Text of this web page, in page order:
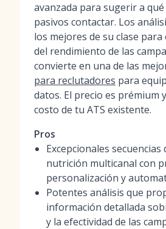
avanzada para sugerir a
pasivos contactar. Los
los mejores de su clase
del rendimiento de las
convierte en una de las
para reclutadores para
datos. El precio es prémium
costo de tu ATS existente.
Pros
Excepcionales
nutrición multicanal con
personalización y
Potentes análisis que
información detallada
y la efectividad de las